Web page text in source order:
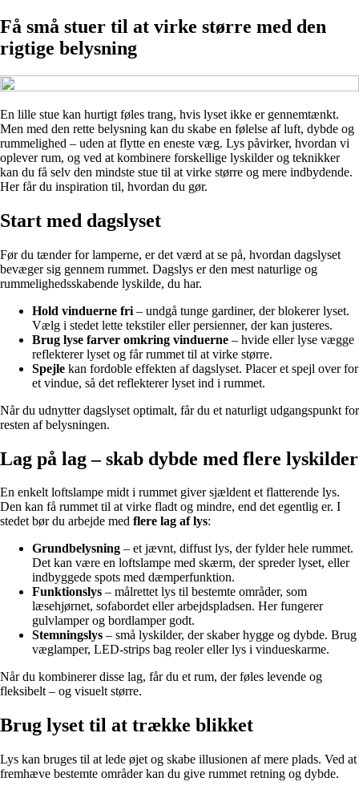
Få små stuer til at virke større med den
rigtige belysning
En lille stue kan hurtigt føles trang, hvis lyset ikke er gennemtænkt.
Men med den rette belysning kan du skabe en følelse af luft, dybde og
rummelighed – uden at flytte en eneste væg. Lys påvirker, hvordan vi
oplever rum, og ved at kombinere forskellige lyskilder og teknikker
kan du få selv den mindste stue til at virke større og mere indbydende.
Her får du inspiration til, hvordan du gør.
Start med dagslyset
Før du tænder for lamperne, er det værd at se på, hvordan dagslyset
bevæger sig gennem rummet. Dagslys er den mest naturlige og
rummelighedsskabende lyskilde, du har.
Hold vinduerne fri – undgå tunge gardiner, der blokerer lyset.
Vælg i stedet lette tekstiler eller persienner, der kan justeres.
Brug lyse farver omkring vinduerne – hvide eller lyse vægge
reflekterer lyset og får rummet til at virke større.
Spejle kan fordoble effekten af dagslyset. Placer et spejl over for
et vindue, så det reflekterer lyset ind i rummet.
Når du udnytter dagslyset optimalt, får du et naturligt udgangspunkt for
resten af belysningen.
Lag på lag – skab dybde med flere lyskilder
En enkelt loftslampe midt i rummet giver sjældent et flatterende lys.
Den kan få rummet til at virke fladt og mindre, end det egentlig er. I
stedet bør du arbejde med flere lag af lys:
Grundbelysning – et jævnt, diffust lys, der fylder hele rummet.
Det kan være en loftslampe med skærm, der spreder lyset, eller
indbyggede spots med dæmperfunktion.
Funktionslys – målrettet lys til bestemte områder, som
læsehjørnet, sofabordet eller arbejdspladsen. Her fungerer
gulvlamper og bordlamper godt.
Stemningslys – små lyskilder, der skaber hygge og dybde. Brug
væglamper, LED-strips bag reoler eller lys i vindueskarme.
Når du kombinerer disse lag, får du et rum, der føles levende og
fleksibelt – og visuelt større.
Brug lyset til at trække blikket
Lys kan bruges til at lede øjet og skabe illusionen af mere plads. Ved at
fremhæve bestemte områder kan du give rummet retning og dybde.